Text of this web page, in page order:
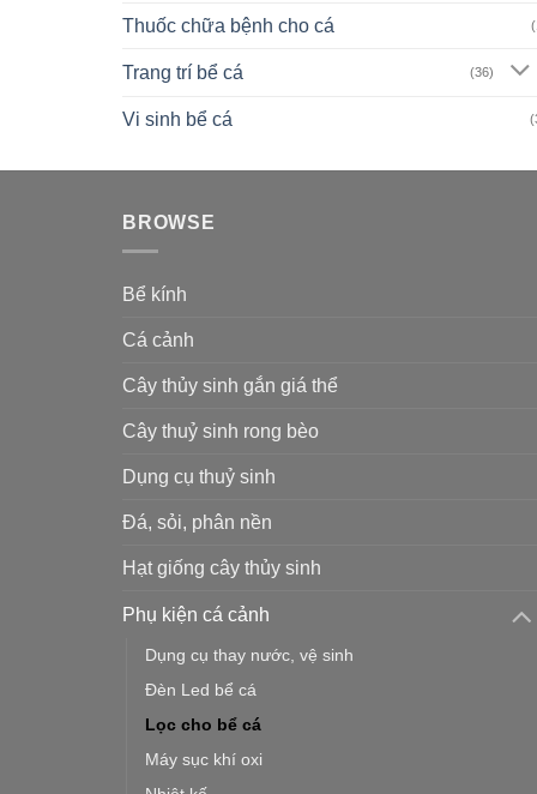
Thuốc chữa bệnh cho cá
Trang trí bể cá (36)
Vi sinh bể cá
BROWSE
Bể kính
Cá cảnh
Cây thủy sinh gắn giá thể
Cây thuỷ sinh rong bèo
Dụng cụ thuỷ sinh
Đá, sỏi, phân nền
Hạt giống cây thủy sinh
Phụ kiện cá cảnh
Dụng cụ thay nước, vệ sinh
Đèn Led bể cá
Lọc cho bể cá
Máy sục khí oxi